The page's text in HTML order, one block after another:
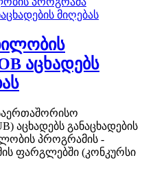
აცხადებს
აცხადებს განაცხადების
პროგრამის -
ფარგლებში (კონკურსი